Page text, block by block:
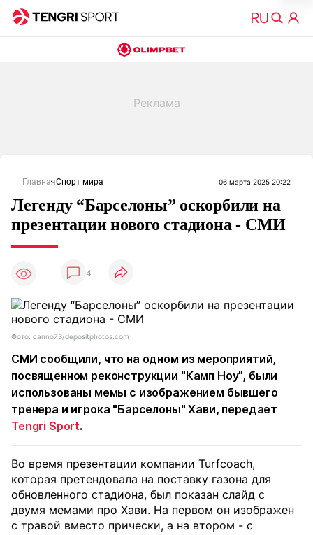
ГлавнаяСпорт мира 06 марта 2025 20:22
Легенду “Барселоны” оскорбили на
презентации нового стадиона - СМИ
4
Фото: canno73/depositphotos.com
СМИ сообщили, что на одном из мероприятий,
посвященном реконструкции "Камп Ноу", были
использованы мемы с изображением бывшего
тренера и игрока "Барселоны" Хави, передает
Tengri Sport.
Во время презентации компании Turfcoach,
которая претендовала на поставку газона для
обновленного стадиона, был показан слайд с
двумя мемами про Хави. На первом он изображен
с травой вместо прически, а на втором - с